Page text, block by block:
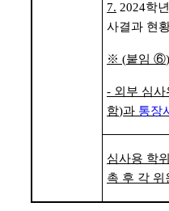
7. 2024학
사결과 현
※ (붙임 ⑥)
- 외부 심
함)과 통장
심사용 학
촉 후 각 위